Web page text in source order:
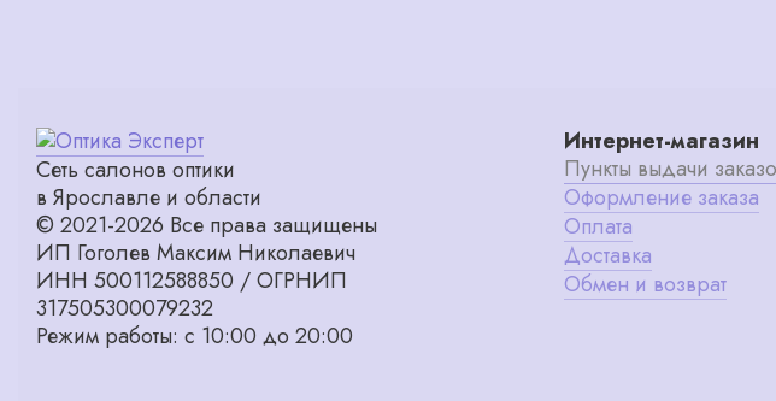
Сеть салонов оптики
в Ярославле и области
© 2021-2026 Все права защищены
ИП Гоголев Максим Николаевич
ИНН 500112588850 / ОГРНИП
317505300079232
Режим работы: с 10:00 до 20:00
Интернет-магазин
Пункты выдачи
Оформление заказа
Оплата
Доставка
Обмен и возврат